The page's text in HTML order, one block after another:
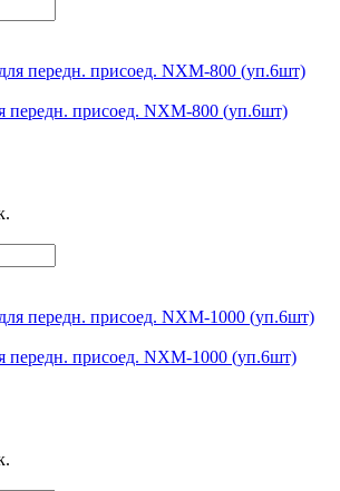
присоед. NXM-800 (уп.6шт)
присоед. NXM-1000 (уп.6шт)